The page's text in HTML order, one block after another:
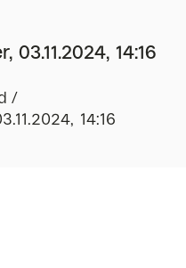
14:16
14:16